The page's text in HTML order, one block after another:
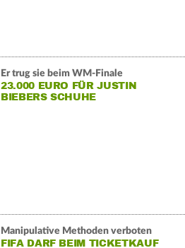
Er trug sie beim WM-Finale
23.000 EURO FÜR JUSTIN
BIEBERS SCHUHE
Manipulative Methoden verboten
FIFA DARF BEIM TICKETKAUF